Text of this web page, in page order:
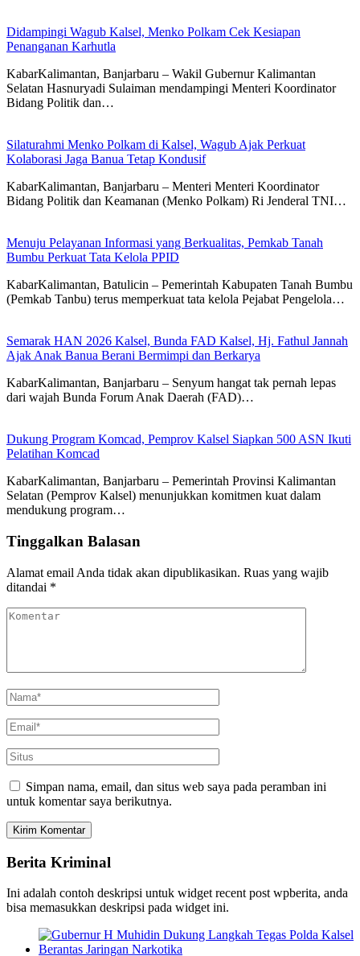
Didampingi Wagub Kalsel, Menko Polkam Cek Kesiapan
Penanganan Karhutla
KabarKalimantan, Banjarbaru – Wakil Gubernur Kalimantan
Selatan Hasnuryadi Sulaiman mendampingi Menteri Koordinator
Bidang Politik dan…
Silaturahmi Menko Polkam di Kalsel, Wagub Ajak Perkuat
Kolaborasi Jaga Banua Tetap Kondusif
KabarKalimantan, Banjarbaru – Menteri Menteri Koordinator
Bidang Politik dan Keamanan (Menko Polkam) Ri Jenderal TNI…
Menuju Pelayanan Informasi yang Berkualitas, Pemkab Tanah
Bumbu Perkuat Tata Kelola PPID
KabarKalimantan, Batulicin – Pemerintah Kabupaten Tanah Bumbu
(Pemkab Tanbu) terus memperkuat tata kelola Pejabat Pengelola…
Semarak HAN 2026 Kalsel, Bunda FAD Kalsel, Hj. Fathul Jannah
Ajak Anak Banua Berani Bermimpi dan Berkarya
KabarKalimantan, Banjarbaru – Senyum hangat tak pernah lepas
dari wajah Bunda Forum Anak Daerah (FAD)…
Dukung Program Komcad, Pemprov Kalsel Siapkan 500 ASN Ikuti
Pelatihan Komcad
KabarKalimantan, Banjarbaru – Pemerintah Provinsi Kalimantan
Selatan (Pemprov Kalsel) menunjukkan komitmen kuat dalam
mendukung program…
Tinggalkan Balasan
Alamat email Anda tidak akan dipublikasikan. Ruas yang wajib
ditandai *
Simpan nama, email, dan situs web saya pada peramban ini
untuk komentar saya berikutnya.
Berita Kriminal
Ini adalah contoh deskripsi untuk widget recent post wpberita, anda
bisa memasukkan deskripsi pada widget ini.